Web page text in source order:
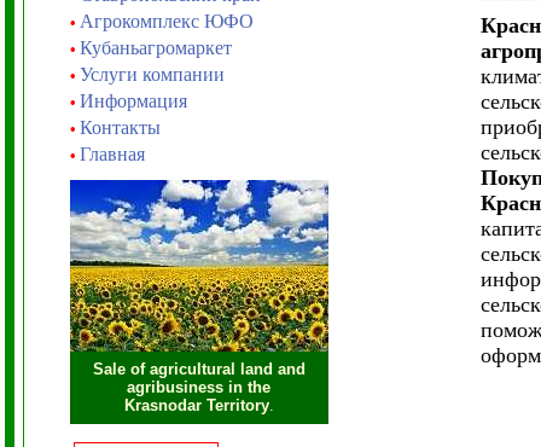
• Агрокомплекс ЮФО
• Кубаньагромаркет
• Услуги компании
• Информация
• Контакты
• Главная
Sale of agricultural land and
agribusiness in the
Krasnodar Territory.